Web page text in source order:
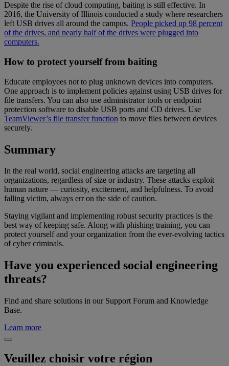
Despite the rise of cloud computing, baiting is still effective. In
2016, the University of Illinois conducted a study where researchers
left USB drives all around the campus. People picked up 98 percent
of the drives, and nearly half of the drives were plugged into
computers.
How to protect yourself from baiting
Educate employees not to plug unknown devices into computers.
One approach is to implement policies against using USB drives for
file transfers. You can also use administrator tools or endpoint
protection software to disable USB ports and CD drives. Use
TeamViewer’s file transfer function to move files between devices
securely.
Summary
In the real world, social engineering attacks are targeting all
organizations, regardless of size or industry. These attacks exploit
human nature — curiosity, excitement, and helpfulness. To avoid
falling victim, always err on the side of caution.
Staying vigilant and implementing robust security practices is the
best way of keeping safe. Along with phishing training, you can
protect yourself and your organization from the ever-evolving tactics
of cyber criminals.
Have you experienced social engineering
threats?
Find and share solutions in our Support Forum and Knowledge
Base.
Learn more
Veuillez choisir votre région